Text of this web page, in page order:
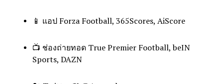
📱 แอป Forza Football, 365Scores, AiScore
📺 ช่องถ่ายทอด True Premier Football, beIN
Sports, DAZN